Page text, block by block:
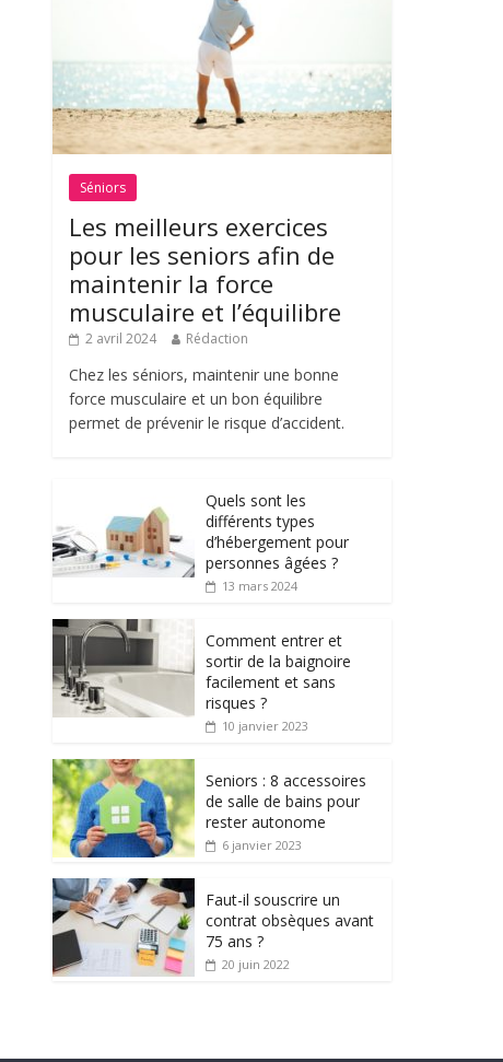
Séniors
Les meilleurs exercices
pour les seniors afin de
maintenir la force
musculaire et l’équilibre
2 avril 2024 Rédaction
Chez les séniors, maintenir une bonne
force musculaire et un bon équilibre
permet de prévenir le risque d’accident.
Quels sont les
différents types
d’hébergement pour
personnes âgées ?
13 mars 2024
Comment entrer et
sortir de la baignoire
facilement et sans
risques ?
10 janvier 2023
Seniors : 8 accessoires
de salle de bains pour
rester autonome
6 janvier 2023
Faut-il souscrire un
contrat obsèques avant
75 ans ?
20 juin 2022